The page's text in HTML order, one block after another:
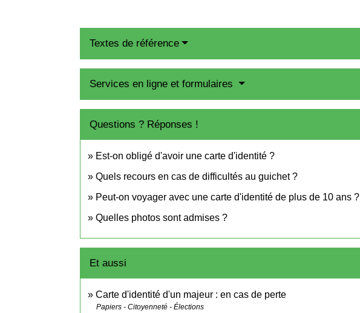
Textes de référence
Services en ligne et formulaires
Questions ? Réponses !
Est-on obligé d'avoir une carte d'identité ?
Quels recours en cas de difficultés au guichet ?
Peut-on voyager avec une carte d'identité de plus de 10 ans ?
Quelles photos sont admises ?
Et aussi
Carte d'identité d'un majeur : en cas de perte
Papiers - Citoyenneté - Élections